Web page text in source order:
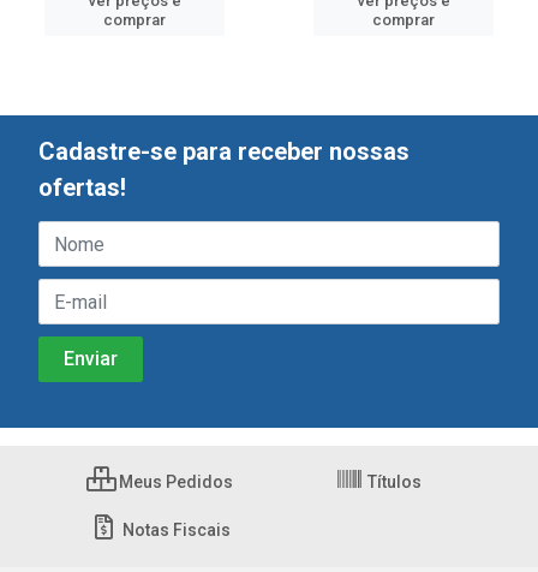
comprar
comprar
Cadastre-se para receber nossas
ofertas!
Meus Pedidos Títulos
Notas Fiscais